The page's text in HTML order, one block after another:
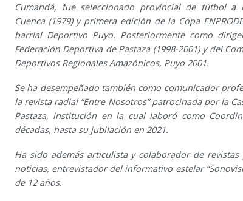
Cumandá, fue seleccionado provincial de fútbol a
Cuenca (1979) y primera edición de la Copa
barrial Deportivo Puyo. Posteriormente como
Federación Deportiva de Pastaza (1998-2001) y del
Deportivos Regionales Amazónicos, Puyo 2001.
Se ha desempeñado también como comunicador
la revista radial “Entre Nosotros” patrocinada por la
Pastaza, institución en la cual laboró como
décadas, hasta su jubilación en 2021.
Ha sido además articulista y colaborador de
noticias, entrevistador del informativo estelar
de 12 años.